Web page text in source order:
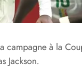
campagne à la
Jackson.